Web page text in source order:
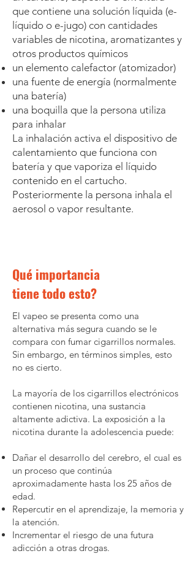
que contiene una solución líquida (e-
líquido o e-jugo) con cantidades
variables de nicotina, aromatizantes y
otros productos químicos
un elemento calefactor (atomizador)
una fuente de energía (normalmente
una batería)
una boquilla que la persona utiliza
para inhalar
La inhalación activa el dispositivo de
calentamiento que funciona con
batería y que vaporiza el líquido
contenido en el cartucho.
Posteriormente la persona inhala el
aerosol o vapor resultante.
Qué importancia
tiene todo esto?
El vapeo se presenta como una
alternativa más segura cuando se le
compara con fumar cigarrillos normales.
Sin embargo, en términos simples, esto
no es cierto.
La mayoría de los cigarrillos electrónicos
contienen nicotina, una sustancia
altamente adictiva. La exposición a la
nicotina durante la adolescencia puede:
Dañar el desarrollo del cerebro, el cual es
un proceso que continúa
aproximadamente hasta los 25 años de
edad.
Repercutir en el aprendizaje, la memoria y
la atención.
Incrementar el riesgo de una futura
adicción a otras drogas.